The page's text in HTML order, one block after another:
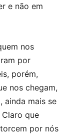
e não em
nos
por
porém,
nos chegam,
ainda mais se
que
por nós